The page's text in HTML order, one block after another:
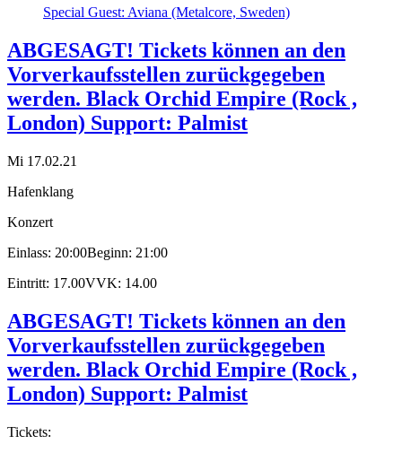
ABGESAGT! Tickets können an den
Vorverkaufsstellen zurückgegeben
werden. Black Orchid Empire (Rock ,
London) Support: Palmist
Mi 17.02.21
Hafenklang
Konzert
Einlass: 20:00Beginn: 21:00
Eintritt: 17.00VVK: 14.00
ABGESAGT! Tickets können an den
Vorverkaufsstellen zurückgegeben
werden. Black Orchid Empire (Rock ,
London) Support: Palmist
Tickets: